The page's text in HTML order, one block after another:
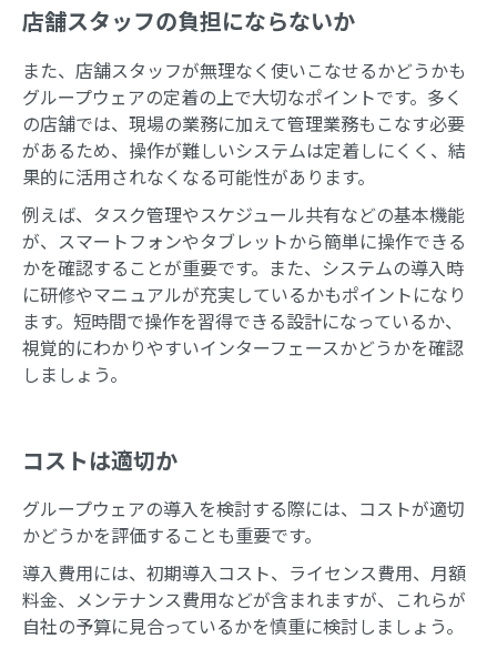
店舗スタッフの負担にならないか
また、店舗スタッフが無理なく使いこなせるかどうかも
グループウェアの定着の上で大切なポイントです。多く
の店舗では、現場の業務に加えて管理業務もこなす必要
があるため、操作が難しいシステムは定着しにくく、結
果的に活用されなくなる可能性があります。
例えば、タスク管理やスケジュール共有などの基本機能
が、スマートフォンやタブレットから簡単に操作できる
かを確認することが重要です。また、システムの導入時
に研修やマニュアルが充実しているかもポイントになり
ます。短時間で操作を習得できる設計になっているか、
視覚的にわかりやすいインターフェースかどうかを確認
しましょう。
コストは適切か
グループウェアの導入を検討する際には、コストが適切
かどうかを評価することも重要です。
導入費用には、初期導入コスト、ライセンス費用、月額
料金、メンテナンス費用などが含まれますが、これらが
自社の予算に見合っているかを慎重に検討しましょう。